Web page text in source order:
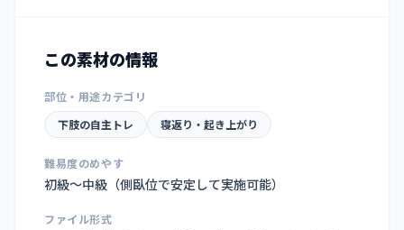
この素材の情報
部位・用途カテゴリ
下肢の自主トレ
寝返り・起き上がり
難易度のめやす
初級〜中級（側臥位で安定して実施可能）
ファイル形式